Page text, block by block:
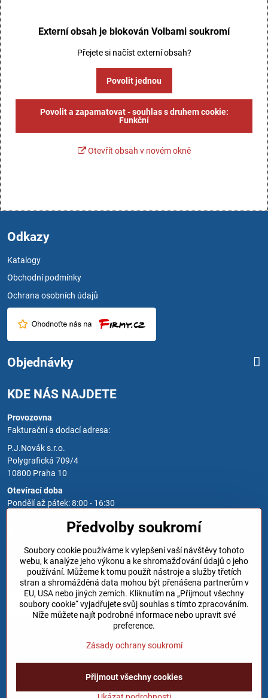
Externí obsah je blokován Volbami soukromí
Přejete si načíst externí obsah?
Povolit jednou
Povolit a zapamatovat - souhlas s druhem cookie:
Funkční
Otevřít obsah v novém okně
Odkazy
Katalogy
Obchodní podmínky
Ochrana osobních údajů
Objednávky
KDE NÁS NAJDETE
Provozovna
Fakturační a dodací adresa:
P.J.Novák s.r.o.
Polygrafická 709/4
10800 Praha 10
Otevírací doba
Pondělí až pátek: 8:00 - 16:30
Zavoláme Vám zpět
Váš telefon*
©2026CopyrightPředvolby soukromíZásady ochrany soukromí
Předvolby soukromí
Soubory cookie používáme k vylepšení vaší návštěvy tohoto
webu, k analýze jeho výkonu a ke shromažďování údajů o jeho
používání. Můžeme k tomu použít nástroje a služby třetích
stran a shromážděná data mohou být přenášena partnerům v
EU, USA nebo jiných zemích. Kliknutím na „Přijmout všechny
soubory cookie“ vyjadřujete svůj souhlas s tímto zpracováním.
Níže můžete najít podrobné informace nebo upravit své
preference.
Zásady ochrany soukromí
Přijmout všechny cookies